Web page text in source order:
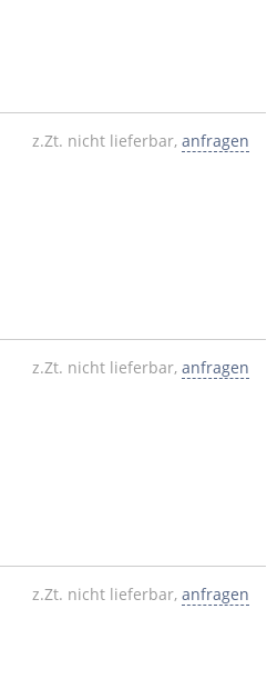
z.Zt. nicht lieferbar, anfragen
z.Zt. nicht lieferbar, anfragen
z.Zt. nicht lieferbar, anfragen